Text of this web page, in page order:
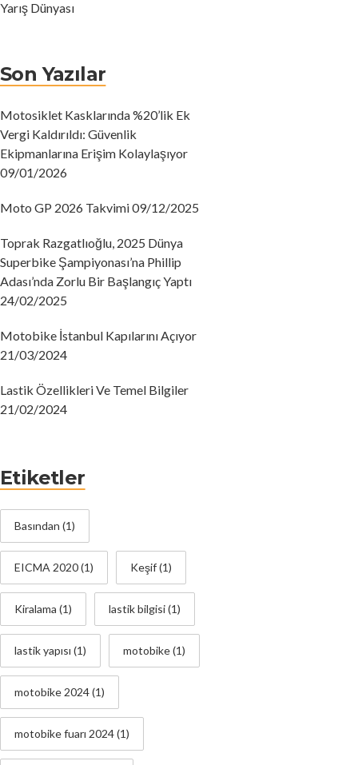
Yarış Dünyası
Son Yazılar
Motosiklet Kasklarında %20’lik Ek
Vergi Kaldırıldı: Güvenlik
Ekipmanlarına Erişim Kolaylaşıyor
09/01/2026
Moto GP 2026 Takvimi09/12/2025
Toprak Razgatlıoğlu, 2025 Dünya
Superbike Şampiyonası’na Phillip
Adası’nda Zorlu Bir Başlangıç ​​Yaptı
24/02/2025
Motobike İstanbul Kapılarını Açıyor
21/03/2024
Lastik Özellikleri Ve Temel Bilgiler
21/02/2024
Etiketler
Basından (1)
EICMA 2020(1) Keşif(1)
Kiralama (1) lastik bilgisi(1)
lastik yapısı (1) motobike(1)
motobike 2024(1)
motobike fuarı 2024(1)